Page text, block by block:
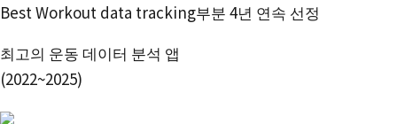
Best Workout data tracking부분 4년 연속 선정
최고의 운동 데이터 분석 앱
(2022~2025)